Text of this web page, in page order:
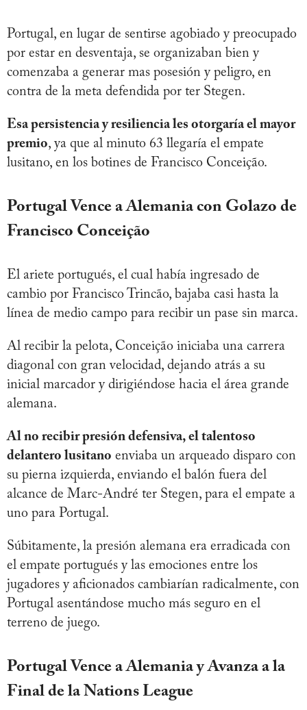
Portugal, en lugar de sentirse agobiado y preocupado
por estar en desventaja, se organizaban bien y
comenzaba a generar mas posesión y peligro, en
contra de la meta defendida por ter Stegen.
Esa persistencia y resiliencia les otorgaría el mayor
premio, ya que al minuto 63 llegaría el empate
lusitano, en los botines de Francisco Conceição.
Portugal Vence a Alemania con Golazo de
Francisco Conceição
El ariete portugués, el cual había ingresado de
cambio por Francisco Trincão, bajaba casi hasta la
línea de medio campo para recibir un pase sin marca.
Al recibir la pelota, Conceição iniciaba una carrera
diagonal con gran velocidad, dejando atrás a su
inicial marcador y dirigiéndose hacia el área grande
alemana.
Al no recibir presión defensiva, el talentoso
delantero lusitano enviaba un arqueado disparo con
su pierna izquierda, enviando el balón fuera del
alcance de Marc-André ter Stegen, para el empate a
uno para Portugal.
Súbitamente, la presión alemana era erradicada con
el empate portugués y las emociones entre los
jugadores y aficionados cambiarían radicalmente, con
Portugal asentándose mucho más seguro en el
terreno de juego.
Portugal Vence a Alemania y Avanza a la
Final de la Nations League